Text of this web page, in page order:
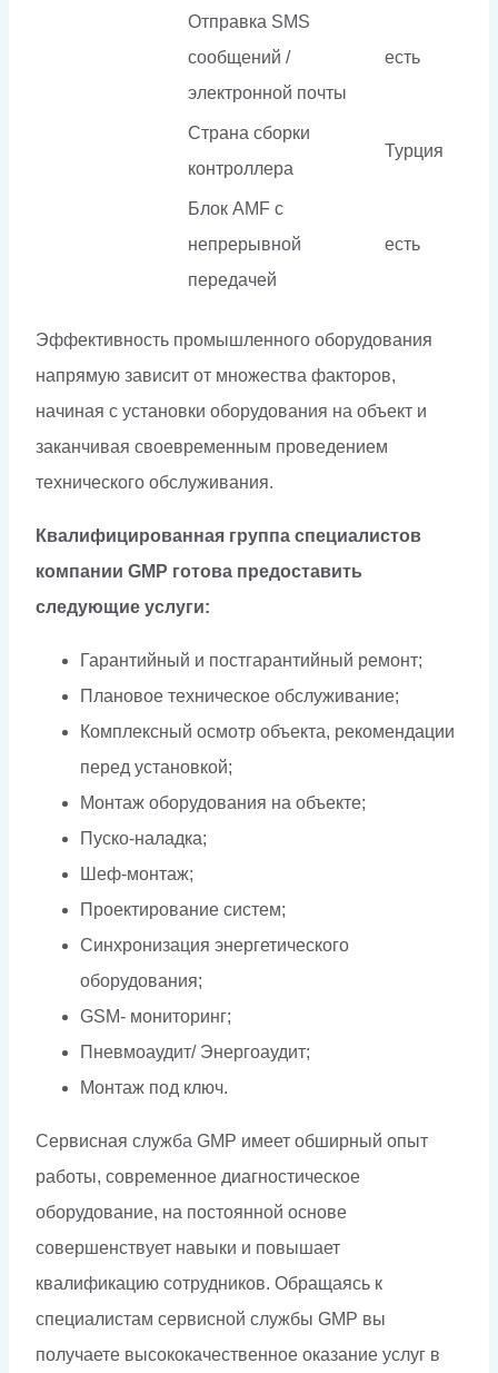
Отправка SMS
сообщений /
электронной почты
есть
Страна сборки
контроллера
Турция
Блок AMF с
непрерывной
передачей
есть
Эффективность промышленного оборудования
напрямую зависит от множества факторов,
начиная с установки оборудования на объект и
заканчивая своевременным проведением
технического обслуживания.
Квалифицированная группа специалистов
компании GMP готова предоставить
следующие услуги:
Гарантийный и постгарантийный ремонт;
Плановое техническое обслуживание;
Комплексный осмотр объекта, рекомендации
перед установкой;
Монтаж оборудования на объекте;
Пуско-наладка;
Шеф-монтаж;
Проектирование систем;
Синхронизация энергетического
оборудования;
GSM- мониторинг;
Пневмоаудит/ Энергоаудит;
Монтаж под ключ.
Сервисная служба GMP имеет обширный опыт
работы, современное диагностическое
оборудование, на постоянной основе
совершенствует навыки и повышает
квалификацию сотрудников. Обращаясь к
специалистам сервисной службы GMP вы
получаете высококачественное оказание услуг в